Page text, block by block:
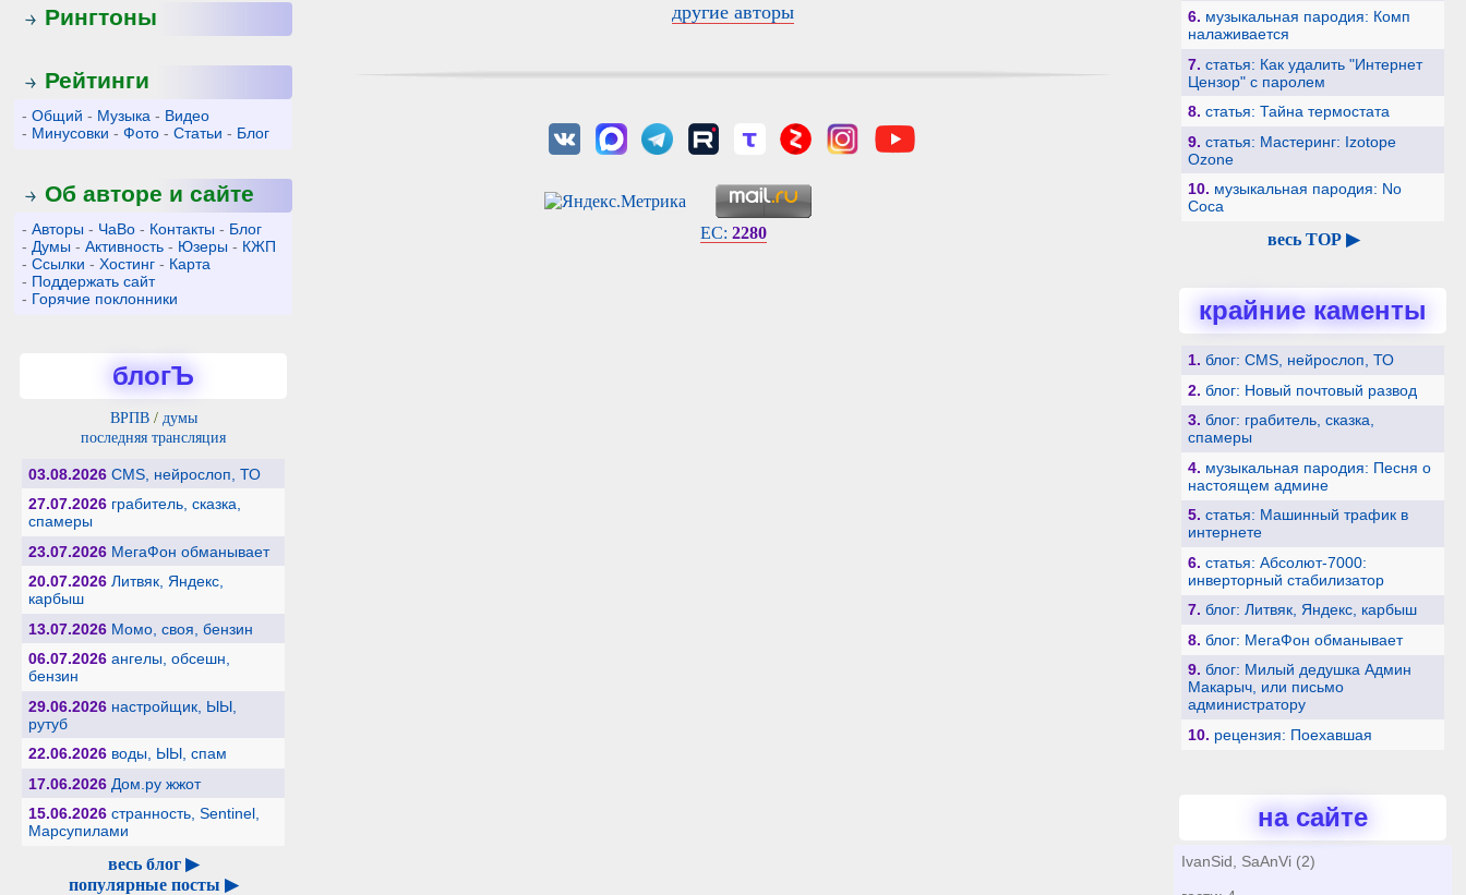
Рингтоны
Рейтинги
-Общий - Музыка - Видео
- Минусовки -Фото -Статьи - Блог
Об авторе и сайте
-Авторы - ЧаВо - Контакты - Блог
- Думы -Активность - Юзеры - КЖП
-Ссылки -Хостинг - Карта
- Поддержать сайт
- Горячие поклонники
блогЪ
ВРПВ/ думы
последняя трансляция
03.08.2026 CMS, нейрослоп, ТО
27.07.2026 грабитель, сказка,
спамеры
23.07.2026 МегаФон обманывает
20.07.2026 Литвяк, Яндекс,
карбыш
13.07.2026 Момо, своя, бензин
06.07.2026 ангелы, обсешн,
бензин
29.06.2026 настройщик, ЫЫ,
рутуб
22.06.2026 воды, ЫЫ, спам
17.06.2026 Дом.ру жжот
15.06.2026 странность, Sentinel,
Марсупилами
весь блог ▶
популярные посты ▶
другие авторы
EC: 2280
6. музыкальная пародия: Комп
налаживается
7. статья: Как удалить "Интернет
Цензор" с паролем
8. статья: Тайна термостата
9. статья: Мастеринг: Izotope
Ozone
10. музыкальная пародия: No
Coca
весь TOP ▶
крайние каменты
1. блог: CMS, нейрослоп, ТО
2. блог: Новый почтовый развод
3. блог: грабитель, сказка,
спамеры
4. музыкальная пародия: Песня о
настоящем админе
5. статья: Машинный трафик в
интернете
6. статья: Абсолют-7000:
инверторный стабилизатор
7. блог: Литвяк, Яндекс, карбыш
8. блог: МегаФон обманывает
9. блог: Милый дедушка Админ
Макарыч, или письмо
администратору
10. рецензия: Поехавшая
на сайте
IvanSid, SaAnVi (2)